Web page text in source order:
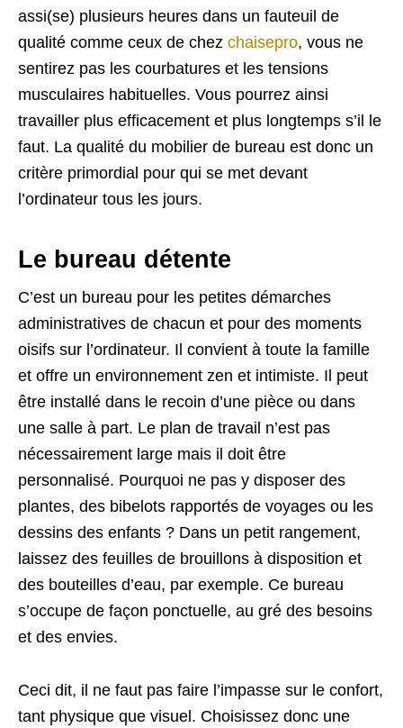
assi(se) plusieurs heures dans un fauteuil de
qualité comme ceux de chez chaisepro, vous ne
sentirez pas les courbatures et les tensions
musculaires habituelles. Vous pourrez ainsi
travailler plus efficacement et plus longtemps s’il le
faut. La qualité du mobilier de bureau est donc un
critère primordial pour qui se met devant
l’ordinateur tous les jours.
Le bureau détente
C’est un bureau pour les petites démarches
administratives de chacun et pour des moments
oisifs sur l’ordinateur. Il convient à toute la famille
et offre un environnement zen et intimiste. Il peut
être installé dans le recoin d’une pièce ou dans
une salle à part. Le plan de travail n’est pas
nécessairement large mais il doit être
personnalisé. Pourquoi ne pas y disposer des
plantes, des bibelots rapportés de voyages ou les
dessins des enfants ? Dans un petit rangement,
laissez des feuilles de brouillons à disposition et
des bouteilles d’eau, par exemple. Ce bureau
s’occupe de façon ponctuelle, au gré des besoins
et des envies.
Ceci dit, il ne faut pas faire l’impasse sur le confort,
tant physique que visuel. Choisissez donc une